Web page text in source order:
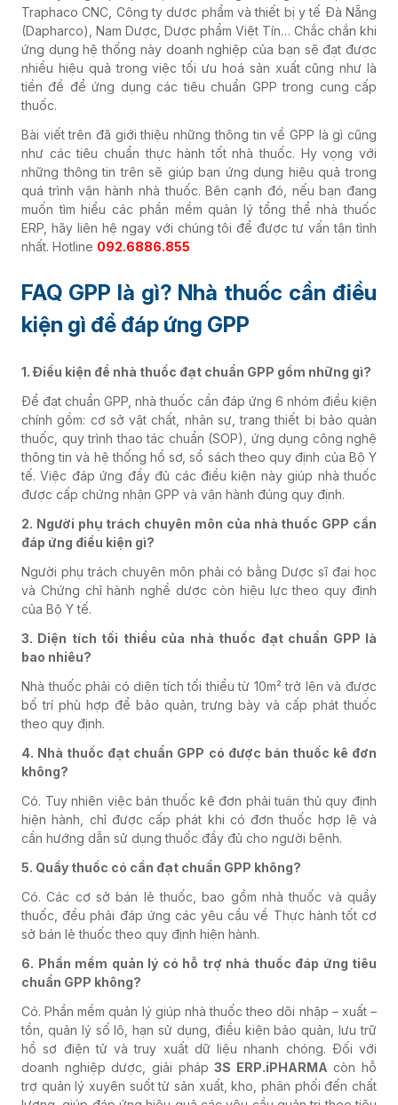
Traphaco CNC, Công ty dược phẩm và thiết bị y tế Đà Nẵng
(Dapharco), Nam Dược, Dược phẩm Việt Tín… Chắc chắn khi
ứng dụng hệ thống này doanh nghiệp của bạn sẽ đạt được
nhiều hiệu quả trong việc tối ưu hoá sản xuất cũng như là
tiền đề để ứng dụng các tiêu chuẩn GPP trong cung cấp
thuốc.
Bài viết trên đã giới thiệu những thông tin về GPP là gì cũng
như các tiêu chuẩn thực hành tốt nhà thuốc. Hy vọng với
những thông tin trên sẽ giúp bạn ứng dụng hiệu quả trong
quá trình vận hành nhà thuốc. Bên cạnh đó, nếu bạn đang
muốn tìm hiểu các phần mềm quản lý tổng thể nhà thuốc
ERP, hãy liên hệ ngay với chúng tôi để được tư vấn tận tình
nhất. Hotline 092.6886.855
FAQ GPP là gì? Nhà thuốc cần điều
kiện gì để đáp ứng GPP
1. Điều kiện để nhà thuốc đạt chuẩn GPP gồm những gì?
Để đạt chuẩn GPP, nhà thuốc cần đáp ứng 6 nhóm điều kiện
chính gồm: cơ sở vật chất, nhân sự, trang thiết bị bảo quản
thuốc, quy trình thao tác chuẩn (SOP), ứng dụng công nghệ
thông tin và hệ thống hồ sơ, sổ sách theo quy định của Bộ Y
tế. Việc đáp ứng đầy đủ các điều kiện này giúp nhà thuốc
được cấp chứng nhận GPP và vận hành đúng quy định.
2. Người phụ trách chuyên môn của nhà thuốc GPP cần
đáp ứng điều kiện gì?
Người phụ trách chuyên môn phải có bằng Dược sĩ đại học
và Chứng chỉ hành nghề dược còn hiệu lực theo quy định
của Bộ Y tế.
3. Diện tích tối thiểu của nhà thuốc đạt chuẩn GPP là
bao nhiêu?
Nhà thuốc phải có diện tích tối thiểu từ 10m² trở lên và được
bố trí phù hợp để bảo quản, trưng bày và cấp phát thuốc
theo quy định.
4. Nhà thuốc đạt chuẩn GPP có được bán thuốc kê đơn
không?
Có. Tuy nhiên việc bán thuốc kê đơn phải tuân thủ quy định
hiện hành, chỉ được cấp phát khi có đơn thuốc hợp lệ và
cần hướng dẫn sử dụng thuốc đầy đủ cho người bệnh.
5. Quầy thuốc có cần đạt chuẩn GPP không?
Có. Các cơ sở bán lẻ thuốc, bao gồm nhà thuốc và quầy
thuốc, đều phải đáp ứng các yêu cầu về Thực hành tốt cơ
sở bán lẻ thuốc theo quy định hiện hành.
6. Phần mềm quản lý có hỗ trợ nhà thuốc đáp ứng tiêu
chuẩn GPP không?
Có. Phần mềm quản lý giúp nhà thuốc theo dõi nhập – xuất –
tồn, quản lý số lô, hạn sử dụng, điều kiện bảo quản, lưu trữ
hồ sơ điện tử và truy xuất dữ liệu nhanh chóng. Đối với
doanh nghiệp dược, giải pháp3S ERP.iPHARMA còn hỗ
trợ quản lý xuyên suốt từ sản xuất, kho, phân phối đến chất